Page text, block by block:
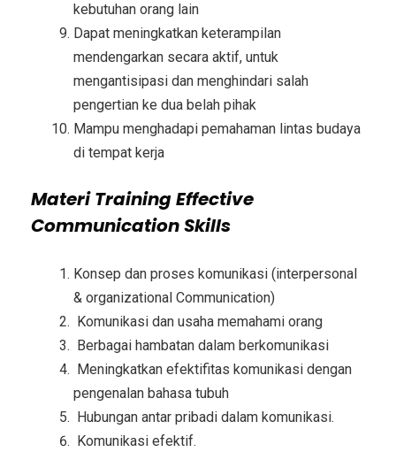
kebutuhan orang lain
Dapat meningkatkan keterampilan
mendengarkan secara aktif, untuk
mengantisipasi dan menghindari salah
pengertian ke dua belah pihak
Mampu menghadapi pemahaman lintas budaya
di tempat kerja
MateriTraining Effective
Communication Skills
Konsep dan proses komunikasi (interpersonal
& organizational Communication)
Komunikasi dan usaha memahami orang
Berbagai hambatan dalam berkomunikasi
Meningkatkan efektifitas komunikasi dengan
pengenalan bahasa tubuh
Hubungan antar pribadi dalam komunikasi.
Komunikasi efektif.